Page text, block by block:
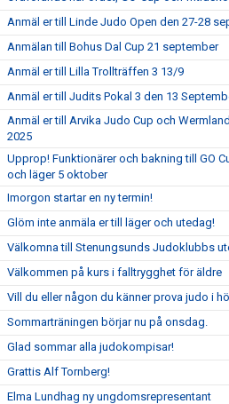
Anmäl er till Linde Judo Open den 27-28
Anmälan till Bohus Dal Cup 21 september
Anmäl er till Lilla Trollträffen 3 13/9
Anmäl er till Judits Pokal 3 den 13
Anmäl er till Arvika Judo Cup och
2025
Upprop! Funktionärer och bakning till GO
och läger 5 oktober
Imorgon startar en ny termin!
Glöm inte anmäla er till läger och utedag!
Välkomna till Stenungsunds Judoklubbs
Välkommen på kurs i falltrygghet för äldre
Vill du eller någon du känner prova judo i
Sommarträningen börjar nu på onsdag.
Glad sommar alla judokompisar!
Grattis Alf Tornberg!
Elma Lundhag ny ungdomsrepresentant